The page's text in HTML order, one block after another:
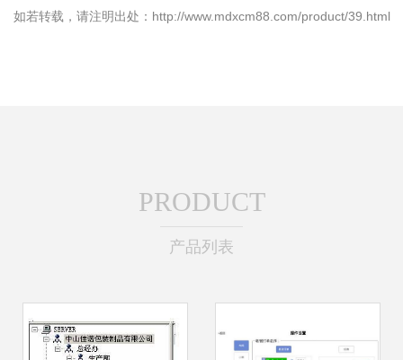
如若转载，请注明出处：http://www.mdxcm88.com/product/39.html
PRODUCT
产品列表